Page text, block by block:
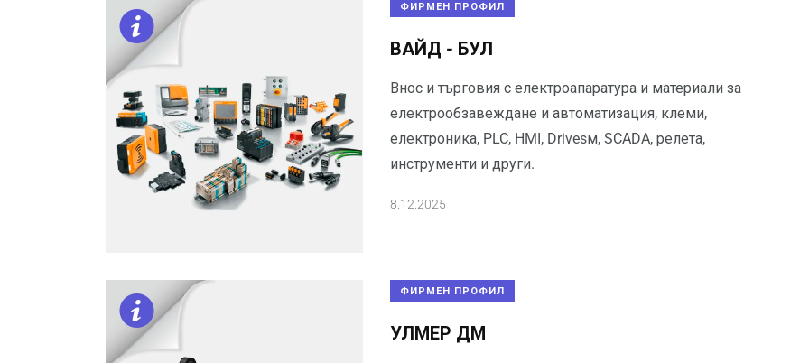
ФИРМЕН ПРОФИЛ
ВАЙД - БУЛ
Внос и търговия с електроапаратура и материали за
електрообзавеждане и автоматизация, клеми,
електроника, PLC, HMI, Drivesм, SCADA, релета,
инструменти и други.
8.12.2025
ФИРМЕН ПРОФИЛ
УЛМЕР ДМ